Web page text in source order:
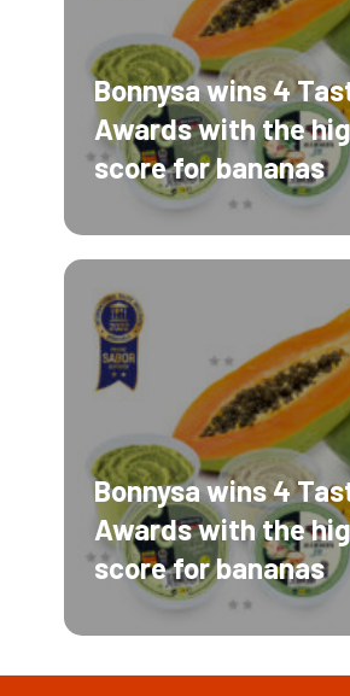
Bonnysa wins 4
Awards with the
score for bananas
Bonnysa wins 4
Awards with the
score for bananas